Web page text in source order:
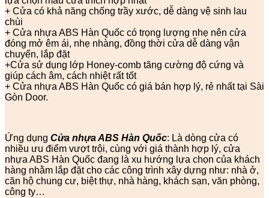
+ Cửa có khả năng chống trầy xước, dễ dàng vệ sinh lau
chùi
+ Cửa nhựa ABS Hàn Quốc có trọng lượng nhẹ nên cửa
đóng mở êm ái, nhẹ nhàng, đồng thời cửa dễ dàng vận
chuyển, lắp đặt
+Cửa sử dụng lớp Honey-comb tăng cường độ cứng và
giúp cách âm, cách nhiệt rất tốt
+ Cửa nhựa ABS Hàn Quốc có giá bán hợp lý, rẻ nhất tại Sài
Gòn Door.
Ứng dụng Cửa nhựa ABS Hàn Quốc: Là dòng cửa có
nhiều ưu điểm vượt trội, cùng với giá thành hợp lý, cửa
nhựa ABS Hàn Quốc đang là xu hướng lựa chọn của khách
hàng nhằm lắp đặt cho các công trình xây dựng như: nhà ở,
căn hộ chung cư, biệt thự, nhà hàng, khách sạn, văn phòng,
công ty…